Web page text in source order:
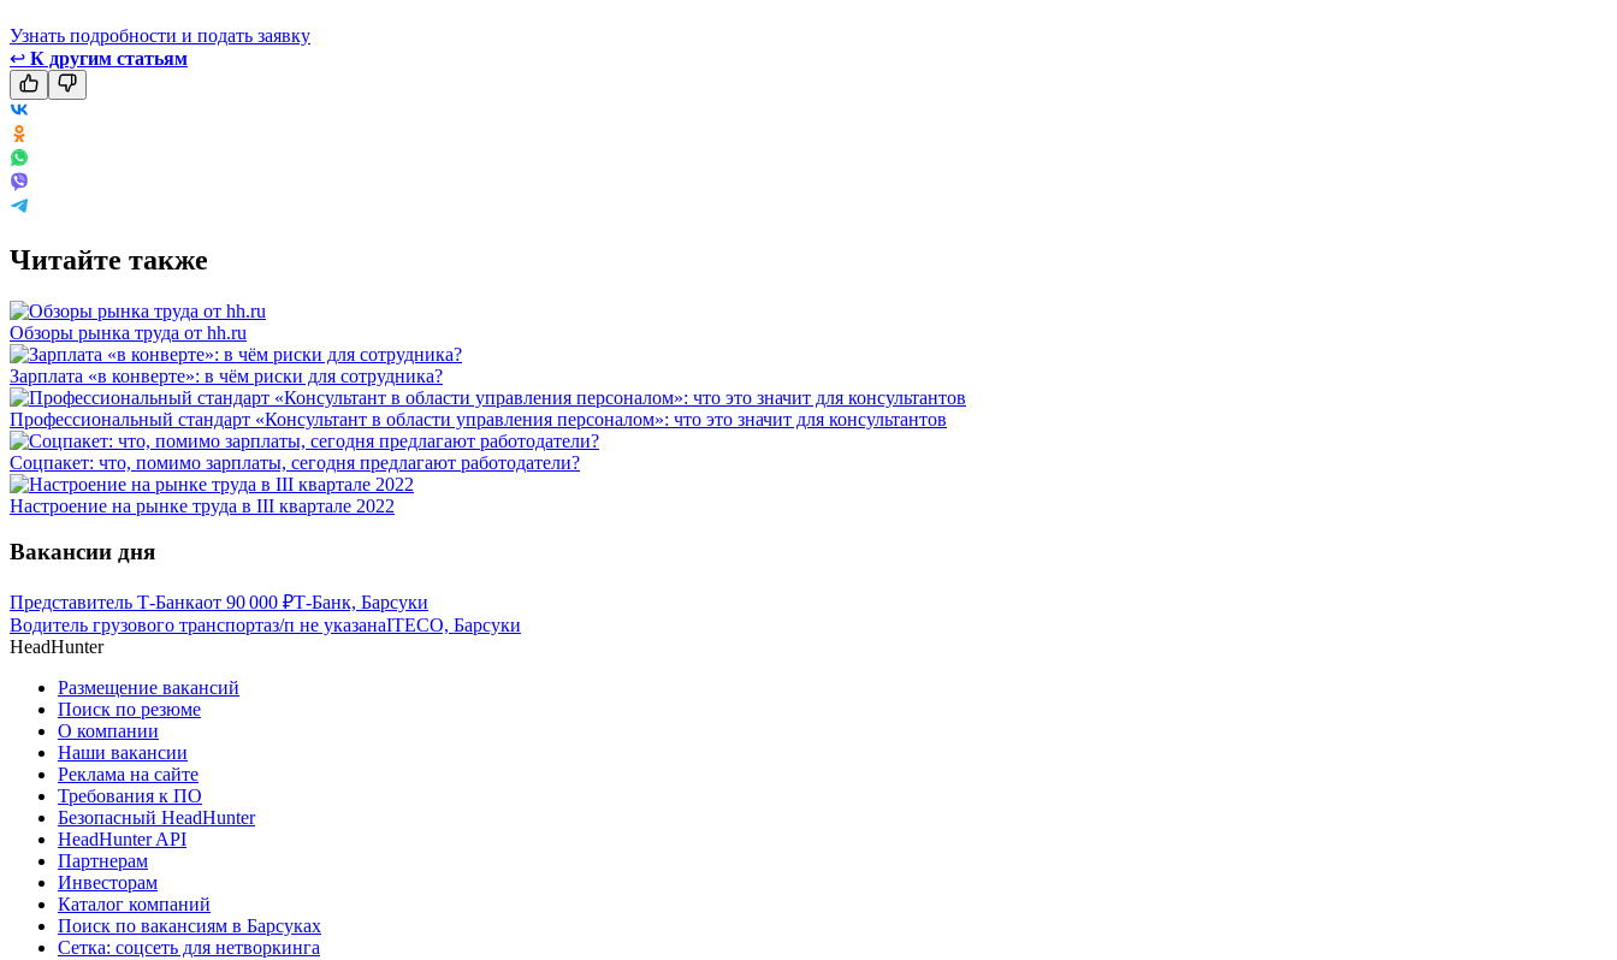
Узнать подробности и подать заявку
↩ К другим статьям
Читайте также
Обзоры рынка труда от hh.ru
Зарплата «в конверте»: в чём риски для сотрудника?
Профессиональный стандарт «Консультант в области управления персоналом»: что это значит для консультантов
Соцпакет: что, помимо зарплаты, сегодня предлагают работодатели?
Настроение на рынке труда в III квартале 2022
Вакансии дня
Представитель Т-Банкаот 90 000 ₽Т-Банк, Барсуки
Водитель грузового транспортаз/п не указанаITECO, Барсуки
HeadHunter
Размещение вакансий
Поиск по резюме
О компании
Наши вакансии
Реклама на сайте
Требования к ПО
Безопасный HeadHunter
HeadHunter API
Партнерам
Инвесторам
Каталог компаний
Поиск по вакансиям в Барсуках
Сетка: соцсеть для нетворкинга